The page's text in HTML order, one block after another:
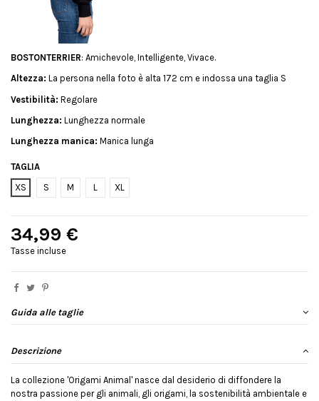
BOSTONTERRIER: Amichevole, Intelligente, Vivace.
Altezza: La persona nella foto è alta 172 cm e indossa una taglia S
Vestibilità: Regolare
Lunghezza: Lunghezza normale
Lunghezza manica: Manica lunga
TAGLIA
XS
S M L XL
34,99 €
Tasse incluse
Guida alle taglie
Descrizione
La collezione 'Origami Animal' nasce dal desiderio di diffondere la
nostra passione per gli animali, gli origami, la sostenibilità ambientale e